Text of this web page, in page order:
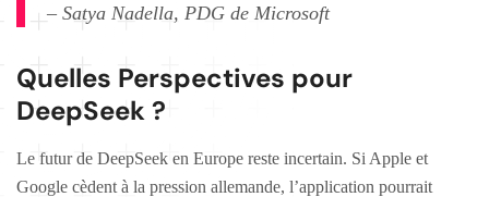
– Satya Nadella, PDG de Microsoft
Quelles Perspectives pour
DeepSeek ?
Le futur de DeepSeek en Europe reste incertain. Si Apple et
Google cèdent à la pression allemande, l’application pourrait